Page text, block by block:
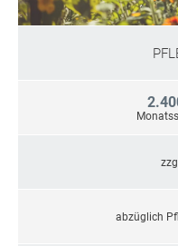
abzüglich